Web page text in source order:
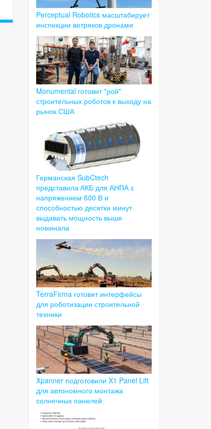
Perceptual Robotics масштабирует
инспекции ветряков дронами
Monumental готовит "рой"
строительных роботов к выходу на
рынок США
Германская SubCtech
представила АКБ для АНПА с
напряжением 600 В и
способностью десятки минут
выдавать мощность выше
номинала
TerraFirma готовит интерфейсы
для роботизации строительной
техники
Xpanner подготовили X1 Panel Lift
для автономного монтажа
солнечных панелей